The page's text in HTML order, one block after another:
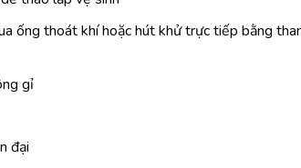
ống thoát khí hoặc hút khử trực tiếp bằng
gỉ
đại